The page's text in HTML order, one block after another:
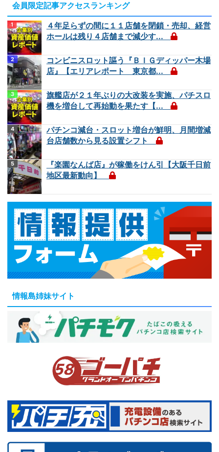
会員限定記事アクセスランキング
４年足らずの間に１１店舗を閉鎖・売却、経営
ホールは残り４店舗まで減少す...
コンビニスロット謳う『ＢＩＧディッパー木場
店』【エリアレポート 東京都...
旗艦店が２１年ぶりの大改装を実施、パチスロ
機を増台して再始動を果たす【...
パチンコ減台・スロット増台が鮮明、月間増減
台店舗数から見る設置シフト
『楽園なんば店』が稼働をけん引【大阪千日前
地区最新動向】
情報島姉妹サイト